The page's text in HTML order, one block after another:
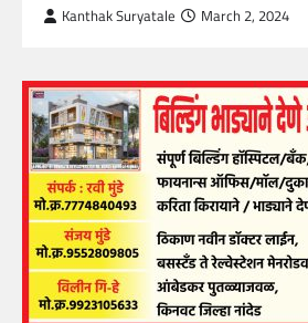
Kanthak Suryatale March 2, 2024